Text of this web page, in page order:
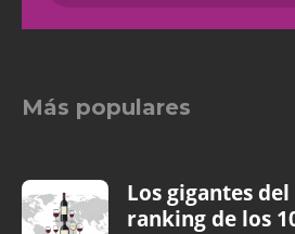
Más populares
Los gigantes
ranking de los